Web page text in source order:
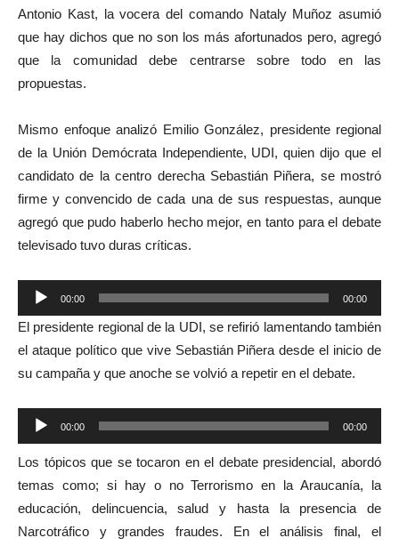
Antonio Kast, la vocera del comando Nataly Muñoz asumió
que hay dichos que no son los más afortunados pero, agregó
que la comunidad debe centrarse sobre todo en las
propuestas.
Mismo enfoque analizó Emilio González, presidente regional
de la Unión Demócrata Independiente, UDI, quien dijo que el
candidato de la centro derecha Sebastián Piñera, se mostró
firme y convencido de cada una de sus respuestas, aunque
agregó que pudo haberlo hecho mejor, en tanto para el debate
televisado tuvo duras críticas.
Reproductor
de
audio
00:00 00:00
El presidente regional de la UDI, se refirió lamentando también
el ataque político que vive Sebastián Piñera desde el inicio de
su campaña y que anoche se volvió a repetir en el debate.
Reproductor
de
audio
00:00 00:00
Los tópicos que se tocaron en el debate presidencial, abordó
temas como; si hay o no Terrorismo en la Araucanía, la
educación, delincuencia, salud y hasta la presencia de
Narcotráfico y grandes fraudes. En el análisis final, el